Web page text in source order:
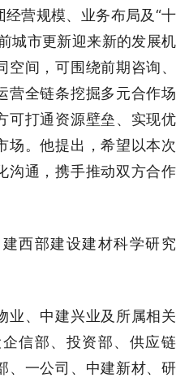
营规模、业务布局及“十
城市更新迎来新的发展机
间，可围绕前期咨询、
营全链条挖掘多元合作场
可打通资源壁垒、实现优
场。他提出，希望以本次
沟通，携手推动双方合作
西部建设建材科学研究
业、中建兴业及所属相关
信部、投资部、供应链
、一公司、中建新材、研